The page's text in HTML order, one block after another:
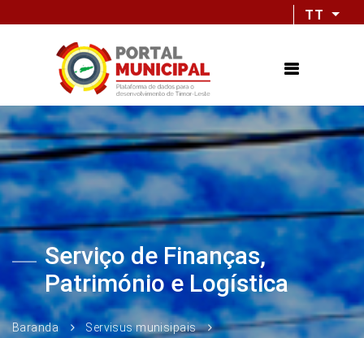
TT
Serviço de Finanças,
Património e Logística
Baranda
Servisus munisipais